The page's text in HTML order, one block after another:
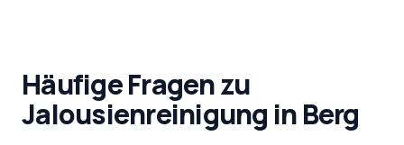
Häufige Fragen zu
Jalousienreinigung inBerg